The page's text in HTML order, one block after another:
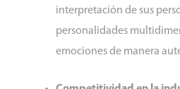
interpretación de sus
personalidades
emociones de manera